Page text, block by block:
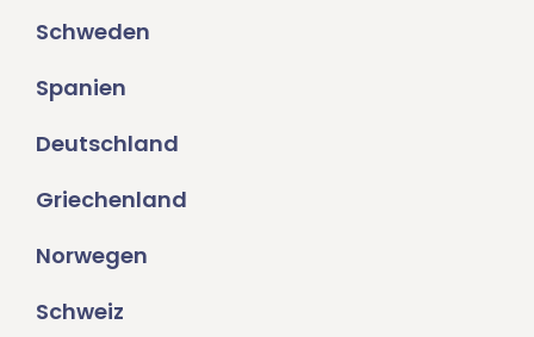
Schweden
Spanien
Deutschland
Griechenland
Norwegen
Schweiz